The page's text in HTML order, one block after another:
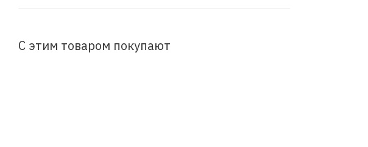
С этим товаром покупают